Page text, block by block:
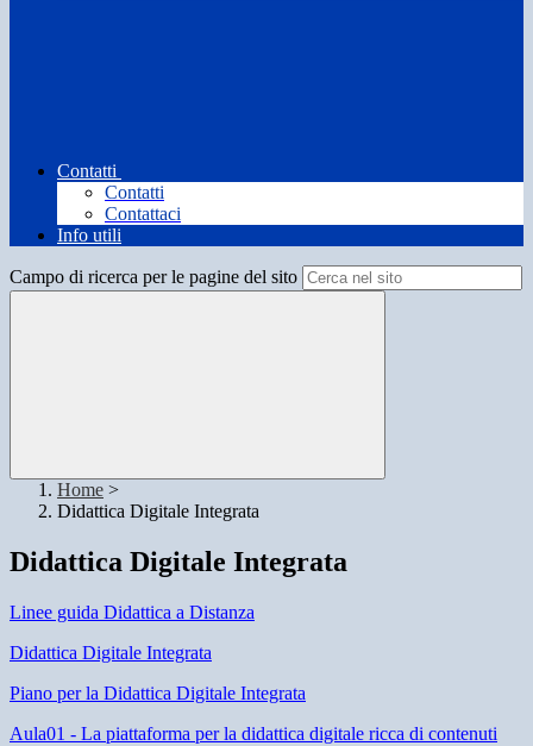
Contatti
Contatti
Contattaci
Info utili
Campo di ricerca per le pagine del sito
Home >
Didattica Digitale Integrata
Didattica Digitale Integrata
Linee guida Didattica a Distanza
Didattica Digitale Integrata
Piano per la Didattica Digitale Integrata
Aula01 - La piattaforma per la didattica digitale ricca di contenuti